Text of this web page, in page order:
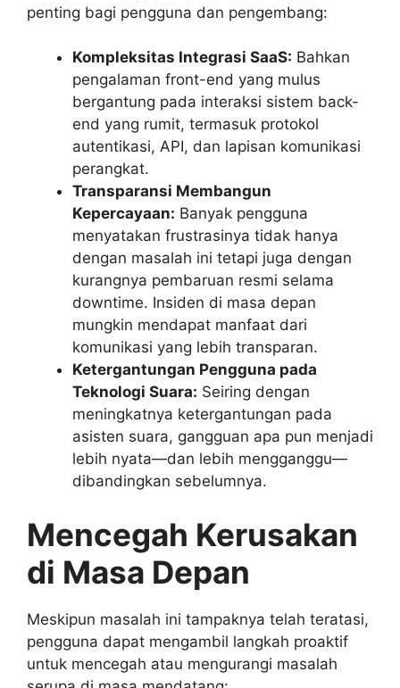
penting bagi pengguna dan pengembang:
Kompleksitas Integrasi SaaS: Bahkan
pengalaman front-end yang mulus
bergantung pada interaksi sistem back-
end yang rumit, termasuk protokol
autentikasi, API, dan lapisan komunikasi
perangkat.
Transparansi Membangun
Kepercayaan: Banyak pengguna
menyatakan frustrasinya tidak hanya
dengan masalah ini tetapi juga dengan
kurangnya pembaruan resmi selama
downtime. Insiden di masa depan
mungkin mendapat manfaat dari
komunikasi yang lebih transparan.
Ketergantungan Pengguna pada
Teknologi Suara: Seiring dengan
meningkatnya ketergantungan pada
asisten suara, gangguan apa pun menjadi
lebih nyata—dan lebih mengganggu—
dibandingkan sebelumnya.
Mencegah Kerusakan
di Masa Depan
Meskipun masalah ini tampaknya telah teratasi,
pengguna dapat mengambil langkah proaktif
untuk mencegah atau mengurangi masalah